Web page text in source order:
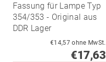
Fassung für Lampe Typ
354/353 - Original aus
DDR Lager
€14,57 ohne MwSt.
€17,63